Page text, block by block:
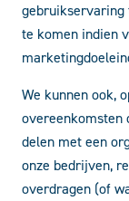
gebruikservaring
te komen indien
We kunnen ook,
overeenkomsten
delen met een
onze bedrijven,
overdragen (of